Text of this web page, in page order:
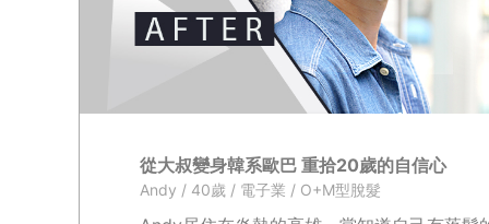
從大叔變身韓系歐巴 重拾20歲的自信心
Andy / 40歲 / 電子業 / O+M型脫髮